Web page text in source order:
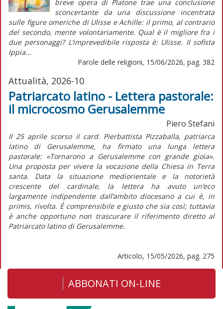
breve opera di Platone trae una conclusione
sconcertante da una discussione incentrata
sulle figure omeriche di Ulisse e Achille: il primo, al contrario
del secondo, mente volontariamente. Qual è il migliore fra i
due personaggi? L’imprevedibile risposta è: Ulisse. Il sofista
Ippia...
Parole delle religioni, 15/06/2026, pag. 382
Attualità, 2026-10
Patriarcato latino - Lettera pastorale:
il microcosmo Gerusalemme
Piero Stefani
Il 25 aprile scorso il card. Pierbattista Pizzaballa, patriarca
latino di Gerusalemme, ha firmato una lunga lettera
pastorale: «Tornarono a Gerusalemme con grande gioia».
Una proposta per vivere la vocazione della Chiesa in Terra
santa. Data la situazione mediorientale e la notorietà
crescente del cardinale, la lettera ha avuto un’eco
largamente indipendente dall’ambito diocesano a cui è, in
primis, rivolta. È comprensibile e giusto che sia così; tuttavia
è anche opportuno non trascurare il riferimento diretto al
Patriarcato latino di Gerusalemme.
Articolo, 15/05/2026, pag. 275
ABBONATI ON-LINE